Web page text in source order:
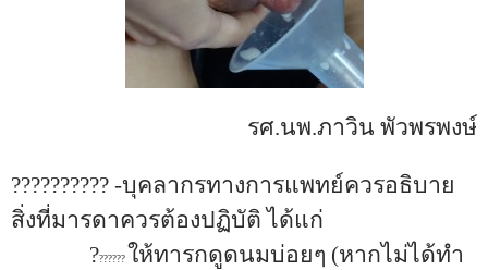
รศ.นพ.ภาวิน พัวพรพงษ์
?????????? -บุคลากรทางการแพทย์ควรอธิบาย
สิ่งที่มารดาควรต้องปฏิบัติ ได้แก่
??????? ให้ทารกดูดนมบ่อยๆ (หากไม่ได้ทำ